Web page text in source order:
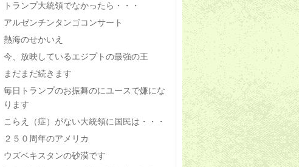
トランプ大統領でなかったら・・・
アルゼンチンタンゴコンサート
熱海のせかいえ
今、放映しているエジプトの最強の王
まだまだ続きます
毎日トランプのお振舞のにユースで嫌にな
ります
こらえ（症）がない大統領に国民は・・・
２５０周年のアメリカ
ウズベキスタンの砂漠です